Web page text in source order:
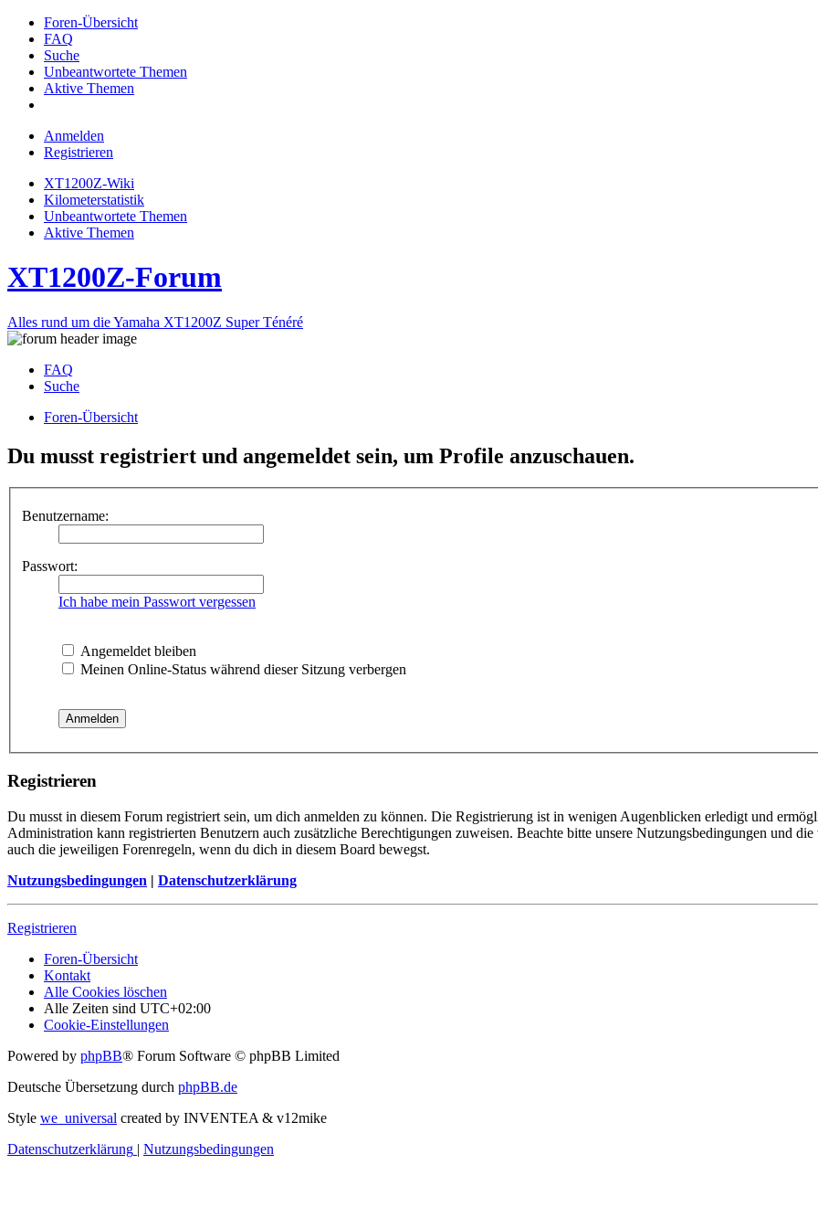
Foren-Übersicht
FAQ
Suche
Unbeantwortete Themen
Aktive Themen
Anmelden
Registrieren
XT1200Z-Wiki
Kilometerstatistik
Unbeantwortete Themen
Aktive Themen
XT1200Z-Forum
Alles rund um die Yamaha XT1200Z Super Ténéré
FAQ
Suche
Foren-Übersicht
Du musst registriert und angemeldet sein, um Profile anzuschauen.
Benutzername:
Passwort:
Ich habe mein Passwort vergessen
Angemeldet bleiben
Meinen Online-Status während dieser Sitzung verbergen
Registrieren
Du musst in diesem Forum registriert sein, um dich anmelden zu können. Die Registrierung ist in wenigen Augenblicken erledigt und
Administration kann registrierten Benutzern auch zusätzliche Berechtigungen zuweisen. Beachte bitte unsere Nutzungsbedingungen und
auch die jeweiligen Forenregeln, wenn du dich in diesem Board bewegst.
Nutzungsbedingungen | Datenschutzerklärung
Registrieren
Foren-Übersicht
Kontakt
Alle Cookies löschen
Alle Zeiten sind UTC+02:00
Cookie-Einstellungen
Powered by phpBB® Forum Software © phpBB Limited
Deutsche Übersetzung durch phpBB.de
Style we_universal created by INVENTEA & v12mike
Datenschutzerklärung | Nutzungsbedingungen